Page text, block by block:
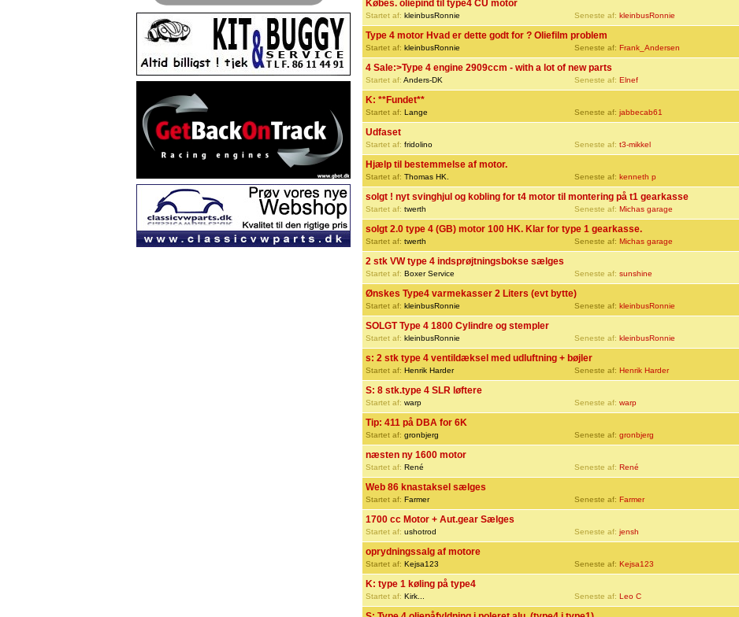
Købes. oliepind til type4 CU motor
Startet af: kleinbusRonnie Seneste af: kleinbusRonnie
Type 4 motor Hvad er dette godt for ? Oliefilm problem
Startet af: kleinbusRonnie Seneste af: Frank_Andersen
4 Sale:>Type 4 engine 2909ccm - with a lot of new parts
Startet af: Anders-DK Seneste af: Elnef
K: **Fundet**
Startet af: Lange Seneste af: jabbecab61
Udfaset
Startet af: fridolino Seneste af: t3-mikkel
Hjælp til bestemmelse af motor.
Startet af: Thomas HK. Seneste af: kenneth p
solgt ! nyt svinghjul og kobling for t4 motor til montering på t1 gearkasse
Startet af: twerth Seneste af: Michas garage
solgt 2.0 type 4 (GB) motor 100 HK. Klar for type 1 gearkasse.
Startet af: twerth Seneste af: Michas garage
2 stk VW type 4 indsprøjtningsbokse sælges
Startet af: Boxer Service Seneste af: sunshine
Ønskes Type4 varmekasser 2 Liters (evt bytte)
Startet af: kleinbusRonnie Seneste af: kleinbusRonnie
SOLGT Type 4 1800 Cylindre og stempler
Startet af: kleinbusRonnie Seneste af: kleinbusRonnie
s: 2 stk type 4 ventildæksel med udluftning + bøjler
Startet af: Henrik Harder Seneste af: Henrik Harder
S: 8 stk.type 4 SLR løftere
Startet af: warp Seneste af: warp
Tip: 411 på DBA for 6K
Startet af: gronbjerg Seneste af: gronbjerg
næsten ny 1600 motor
Startet af: René Seneste af: René
Web 86 knastaksel sælges
Startet af: Farmer Seneste af: Farmer
1700 cc Motor + Aut.gear Sælges
Startet af: ushotrod Seneste af: jensh
oprydningssalg af motore
Startet af: Kejsa123 Seneste af: Kejsa123
K: type 1 køling på type4
Startet af: Kirk... Seneste af: Leo C